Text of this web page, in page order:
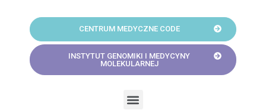
CENTRUM MEDYCZNE CODE
INSTYTUT GENOMIKI I MEDYCYNY
MOLEKULARNEJ